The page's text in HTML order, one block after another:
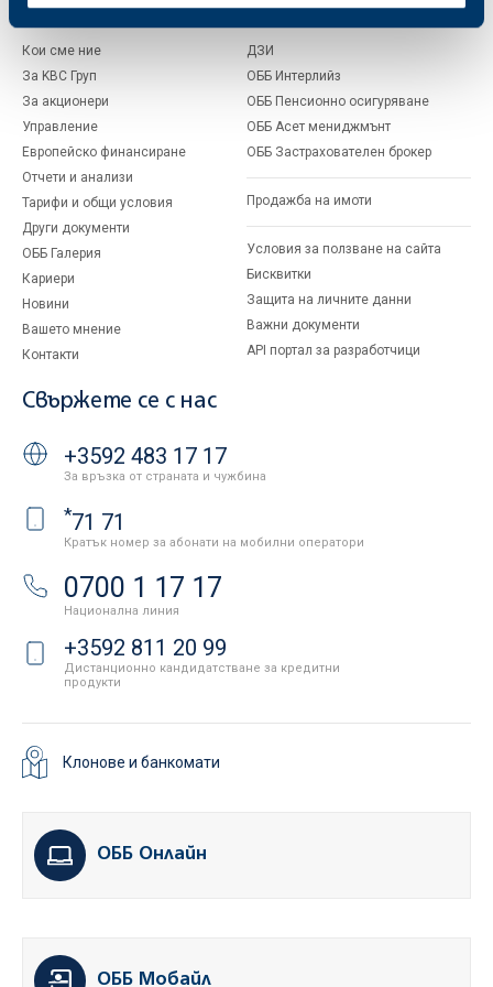
Кои сме ние
За KBC Груп
За акционери
Управление
Европейско финансиране
Отчети и анализи
Тарифи и общи условия
Други документи
ОББ Галерия
Кариери
Новини
Вашето мнение
Контакти
ДЗИ
ОББ Интерлийз
ОББ Пенсионно осигуряване
ОББ Асет мениджмънт
ОББ Застрахователен брокер
Продажба на имоти
Условия за ползване на сайта
Бисквитки
Защита на личните данни
Важни документи
API портал за разработчици
Свържете се с нас
+3592 483 17 17
За връзка от страната и чужбина
*71 71
Кратък номер за абонати на мобилни оператори
0700 1 17 17
Национална линия
+3592 811 20 99
Дистанционно кандидатстване за кредитни
продукти
Клонове и банкомати
ОББ Онлайн
ОББ Мобайл